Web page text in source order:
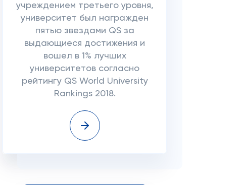
учреждением третьего уровня,
университет был награжден
пятью звездами QS за
выдающиеся достижения и
вошел в 1% лучших
университетов согласно
рейтингу QS World University
Rankings 2018.